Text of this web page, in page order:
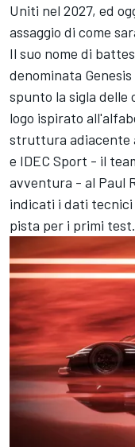
Uniti nel 2027, ed
assaggio di come
Il suo nome di
denominata
spunto la sigla delle
logo ispirato
struttura adiacente
e IDEC Sport - il
avventura - al Paul
indicati i dati
pista per i primi test.